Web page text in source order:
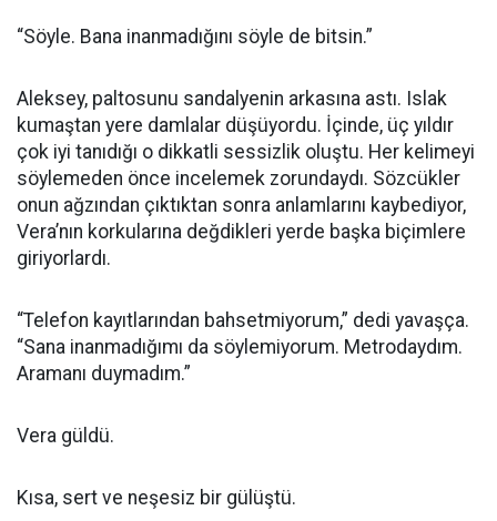
“Söyle. Bana inanmadığını söyle de bitsin.”
Aleksey, paltosunu sandalyenin arkasına astı. Islak
kumaştan yere damlalar düşüyordu. İçinde, üç yıldır
çok iyi tanıdığı o dikkatli sessizlik oluştu. Her kelimeyi
söylemeden önce incelemek zorundaydı. Sözcükler
onun ağzından çıktıktan sonra anlamlarını kaybediyor,
Vera’nın korkularına değdikleri yerde başka biçimlere
giriyorlardı.
“Telefon kayıtlarından bahsetmiyorum,” dedi yavaşça.
“Sana inanmadığımı da söylemiyorum. Metrodaydım.
Aramanı duymadım.”
Vera güldü.
Kısa, sert ve neşesiz bir gülüştü.